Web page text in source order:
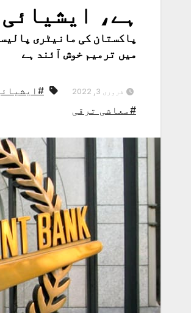
ہے،
پاکستان کی مانیٹری
میں ترمیم خوش آئند ہے
فروری 3, 2022
#معاشی ترقی